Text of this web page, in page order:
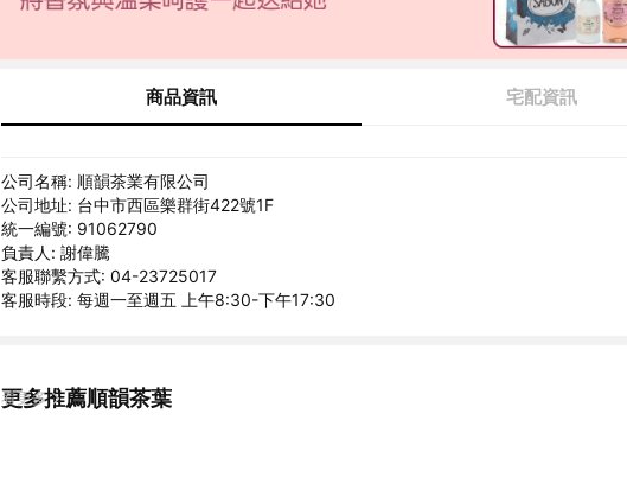
商品資訊 宅配資訊
公司名稱: 順韻茶業有限公司
公司地址: 台中市西區樂群街422號1F
統一編號: 91062790
負責人: 謝偉騰
客服聯繫方式: 04-23725017
客服時段: 每週一至週五 上午8:30-下午17:30
更多推薦順韻茶葉
看更多